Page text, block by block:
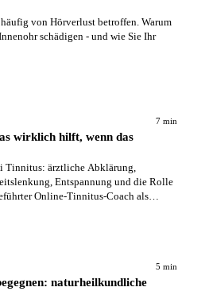
von Hörverlust betroffen. Warum
schädigen - und wie Sie Ihr
7 min
wirklich hilft, wenn das
Tinnitus: ärztliche Abklärung,
Entspannung und die Rolle
Online-Tinnitus-Coach als
5 min
naturheilkundliche